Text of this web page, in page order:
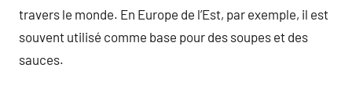
travers le monde. En Europe de l’Est, par exemple, il est
souvent utilisé comme base pour des soupes et des
sauces.